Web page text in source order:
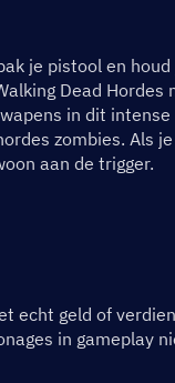
je pistool en
Dead Hordes
in dit
zombies. Als
aan de trigger.
echt geld of
in gameplay